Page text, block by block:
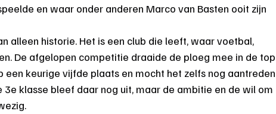
en waar onder anderen Marco van Basten ooit zijn
alleen historie. Het is een club die leeft, waar voetbal,
De afgelopen competitie draaide de ploeg mee in de top
een keurige vijfde plaats en mocht het zelfs nog aantreden
klasse bleef daar nog uit, maar de ambitie en de wil om